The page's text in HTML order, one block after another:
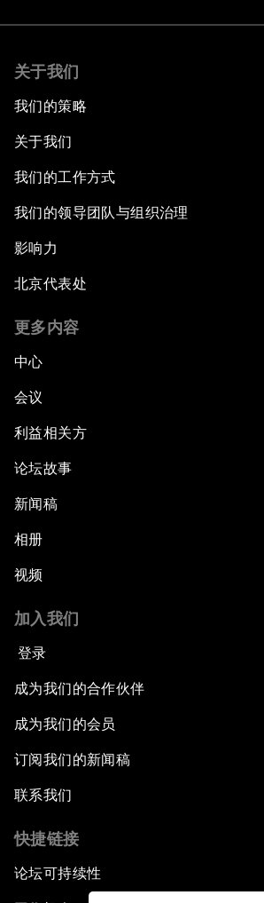
关于我们
我们的策略
关于我们
我们的工作方式
我们的领导团队与组织治理
影响力
北京代表处
更多内容
中心
会议
利益相关方
论坛故事
新闻稿
相册
视频
加入我们
登录
成为我们的合作伙伴
成为我们的会员
订阅我们的新闻稿
联系我们
快捷链接
论坛可持续性